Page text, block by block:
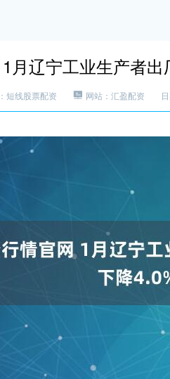
月辽宁工业生产者
短线股票配资 网站：汇盈配资